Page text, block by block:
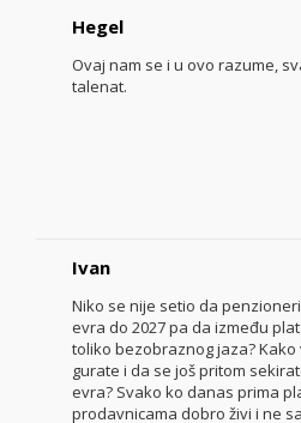
Hegel
Ovaj nam se i u ovo razume,
talenat.
Ivan
Niko se nije setio da
evra do 2027 pa da između
toliko bezobraznog jaza?
gurate i da se još pritom
evra? Svako ko danas prima
prodavnicama dobro živi i ne